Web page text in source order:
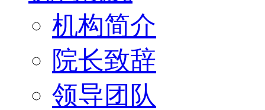
机构简介
院长致辞
领导团队